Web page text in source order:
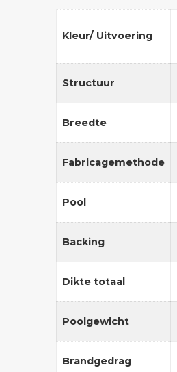
Kleur/ Uitvoering
Structuur
Breedte
Fabricagemethode
Pool
Backing
Dikte totaal
Poolgewicht
Brandgedrag